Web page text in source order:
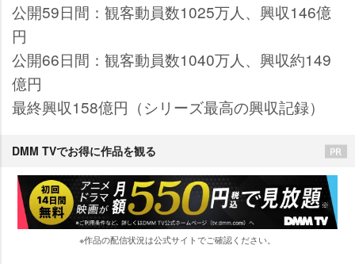
公開59日間：観客動員数1025万人、興収146億
円
公開66日間：観客動員数1040万人、興収約149
億円
最終興収158億円（シリーズ最高の興収記録）
DMM TVでお得に作品を観る
※作品の配信状況は公式サイトでご確認ください。